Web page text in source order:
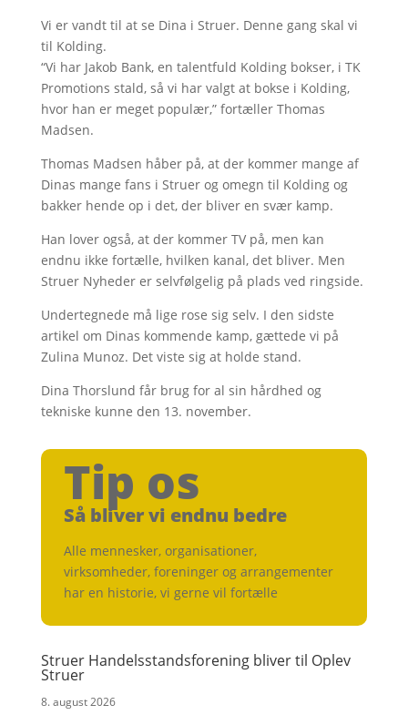
Vi er vandt til at se Dina i Struer. Denne gang skal vi
til Kolding.
“Vi har Jakob Bank, en talentfuld Kolding bokser, i TK
Promotions stald, så vi har valgt at bokse i Kolding,
hvor han er meget populær,” fortæller Thomas
Madsen.
Thomas Madsen håber på, at der kommer mange af
Dinas mange fans i Struer og omegn til Kolding og
bakker hende op i det, der bliver en svær kamp.
Han lover også, at der kommer TV på, men kan
endnu ikke fortælle, hvilken kanal, det bliver. Men
Struer Nyheder er selvfølgelig på plads ved ringside.
Undertegnede må lige rose sig selv. I den sidste
artikel om Dinas kommende kamp, gættede vi på
Zulina Munoz. Det viste sig at holde stand.
Dina Thorslund får brug for al sin hårdhed og
tekniske kunne den 13. november.
Tip os
Så bliver vi endnu bedre
Alle mennesker, organisationer,
virksomheder, foreninger og arrangementer
har en historie, vi gerne vil fortælle
Struer Handelsstandsforening bliver til Oplev
Struer
8. august 2026